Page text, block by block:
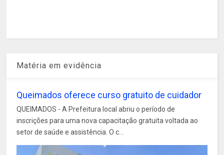
Matéria em evidência
Queimados oferece curso gratuito de cuidador
QUEIMADOS - A Prefeitura local abriu o período de
inscrições para uma nova capacitação gratuita voltada ao
setor de saúde e assistência. O c...